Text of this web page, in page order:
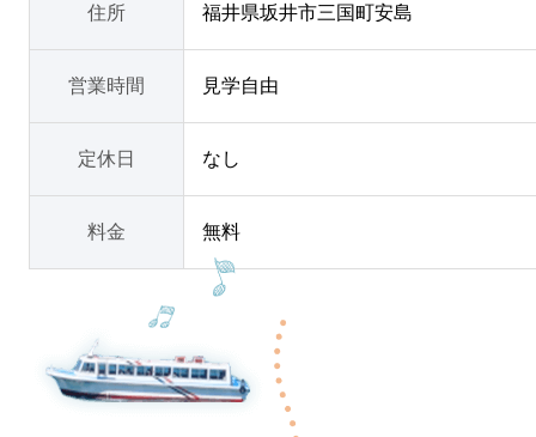
住所 福井県坂井市三国町安島
営業時間 見学自由
定休日 なし
料金 無料